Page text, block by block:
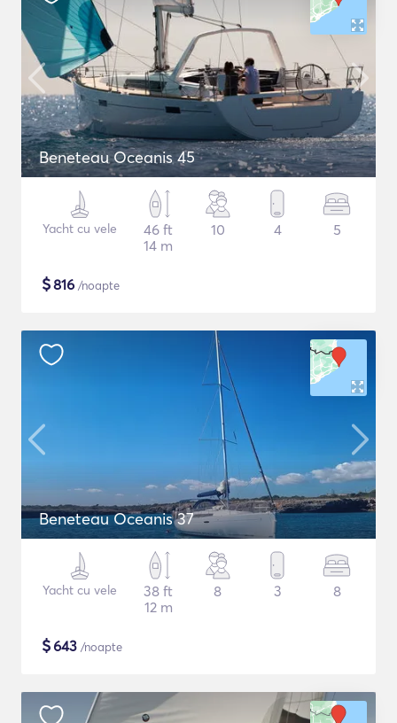
Beneteau Oceanis 45
Yacht cu vele
46 ft
14 m
10 4 5
$816 /noapte
Beneteau Oceanis 37
Yacht cu vele
38 ft
12 m
8 3 8
$643 /noapte